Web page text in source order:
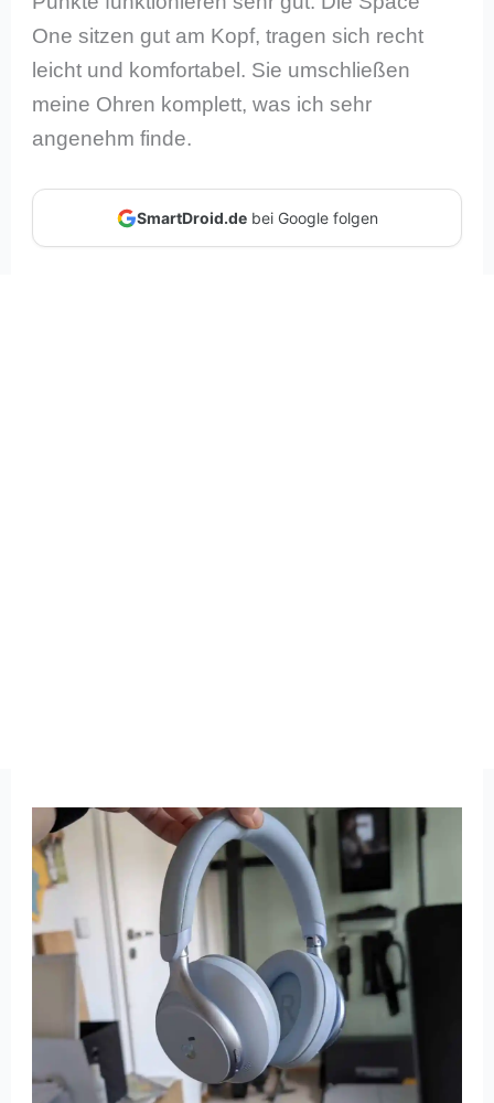
One sitzen gut am Kopf, tragen sich recht
leicht und komfortabel. Sie umschließen
meine Ohren komplett, was ich sehr
angenehm finde.
SmartDroid.debei Google folgen